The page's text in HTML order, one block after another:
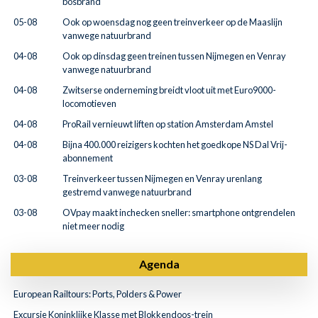
05-08
Ook op woensdag nog geen treinverkeer op de Maaslijn
vanwege natuurbrand
04-08
Ook op dinsdag geen treinen tussen Nijmegen en Venray
vanwege natuurbrand
04-08
Zwitserse onderneming breidt vloot uit met Euro9000-
locomotieven
04-08
ProRail vernieuwt liften op station Amsterdam Amstel
04-08
Bijna 400.000 reizigers kochten het goedkope NS Dal Vrij-
abonnement
03-08
Treinverkeer tussen Nijmegen en Venray urenlang
gestremd vanwege natuurbrand
03-08
OVpay maakt inchecken sneller: smartphone ontgrendelen
niet meer nodig
Agenda
European Railtours: Ports, Polders & Power
Excursie Koninklijke Klasse met Blokkendoos-trein